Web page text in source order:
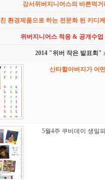
강서위버지니어스의 바른먹거
친 환경제품으로 하는 전문화 된 키디
위버지니어스 적응 & 공개수업
2014 "위버 작은 발표회"
산타할아버지가 어
5월4주 쿠비데이 생일